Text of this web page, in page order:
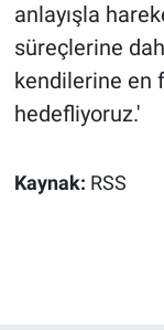
anlayışla
süreçlerine
kendilerine en
hedefliyoruz.'
Kaynak: RSS